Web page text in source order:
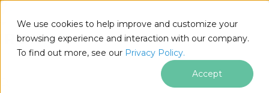
We use cookies to help improve and customize your
browsing experience and interaction with our company.
To find out more, see our Privacy Policy.
Accept